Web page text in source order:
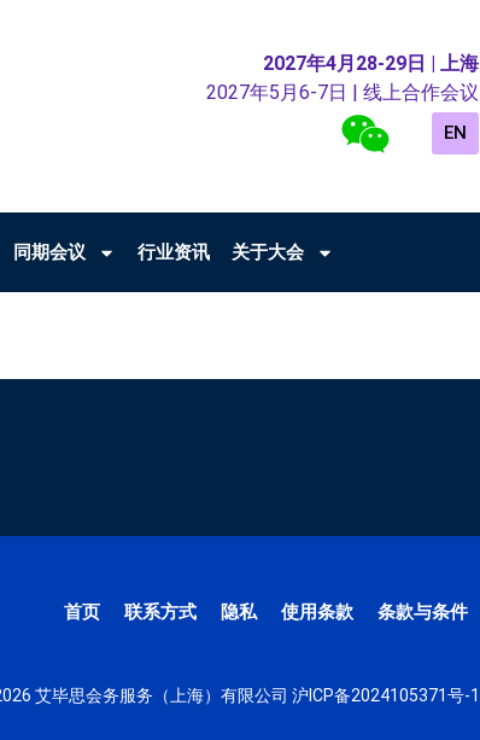
2027年4月28-29日 | 上海
2027年5月6-7日 | 线上合作会议
EN
同期会议 行业资讯 关于大会
首页 联系方式 隐私 使用条款 条款与条件
艾毕思会务服务（上海）有限公司 沪ICP备2024105371号-1